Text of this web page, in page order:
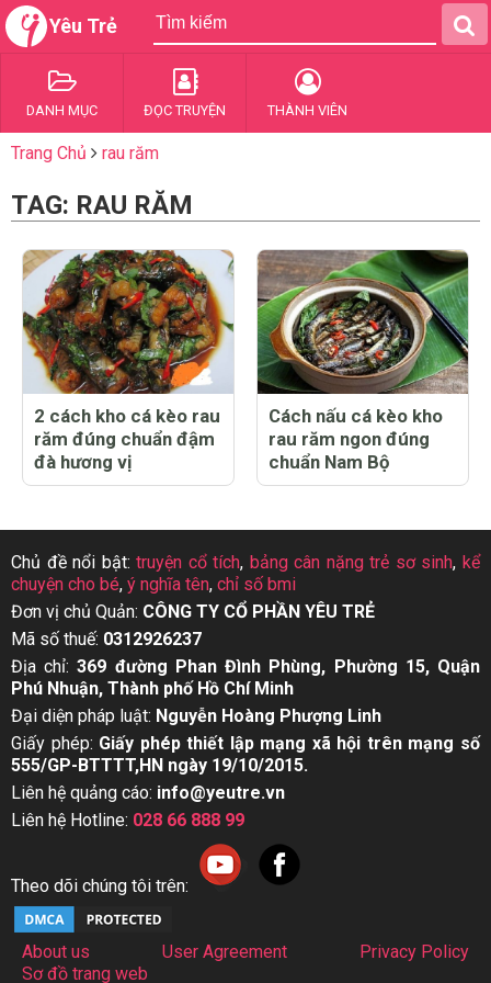
Yêu Trẻ
DANH MỤC ĐỌC TRUYỆN THÀNH VIÊN
Trang Chủ rau răm
TAG: RAU RĂM
2 cách kho cá kèo rau
răm đúng chuẩn đậm
đà hương vị
Cách nấu cá kèo kho
rau răm ngon đúng
chuẩn Nam Bộ
Chủ đề nổi bật:truyện cổ tích, bảng cân nặng trẻ sơ sinh,kể
chuyện cho bé, ý nghĩa tên, chỉ số bmi
Đơn vị chủ Quản: CÔNG TY CỔ PHẦN YÊU TRẺ
Mã số thuế: 0312926237
Địa chỉ:369 đường Phan Đình Phùng, Phường 15, Quận
Phú Nhuận, Thành phố Hồ Chí Minh
Đại diện pháp luật: Nguyễn Hoàng Phượng Linh
Giấy phép: Giấy phép thiết lập mạng xã hội trên mạng số
555/GP-BTTTT,HN ngày 19/10/2015.
Liên hệ quảng cáo: info@yeutre.vn
Liên hệ Hotline: 028 66 888 99
Theo dõi chúng tôi trên:
About us User Agreement
Privacy Policy
Sơ đồ trang web